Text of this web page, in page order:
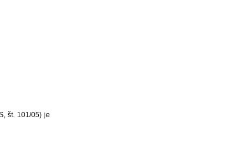
št. 101/05) je